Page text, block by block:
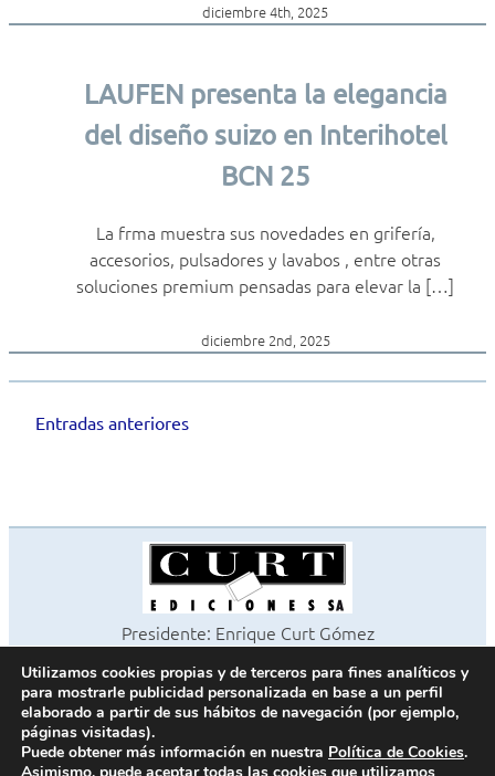
diciembre 4th, 2025
LAUFEN presenta la elegancia
del diseño suizo en Interihotel
BCN 25
La frma muestra sus novedades en grifería,
accesorios, pulsadores y lavabos , entre otras
soluciones premium pensadas para elevar la […]
diciembre 2nd, 2025
Navegación
Entradas anteriores
Presidente: Enrique Curt Gómez
©2026 Revista Cocinas y Baños
Todos los derechos reservados
Paseo de Gracia, 63. 1º 2ª. 08008 Barcelona -
Fax 933 183 505
Utilizamos cookies propias y de terceros para fines analíticos y
para mostrarle publicidad personalizada en base a un perfil
elaborado a partir de sus hábitos de navegación (por ejemplo,
páginas visitadas).
Puede obtener más información en nuestra Política de Cookies.